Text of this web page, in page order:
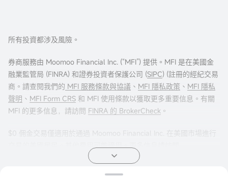
所有投資都涉及風險。
券商服務由 Moomoo Financial Inc. (“MFI”) 提供。MFI 是在美國金
融業監管局 (FINRA) 和證券投資者保護公司 (SIPC) (註冊的經紀交易
商。請查閱我們的 MFI 服務條款與協議 、 MFI 隱私政策 、 MFI 隱私
聲明 、 MFI Form CRS 和 MFI 使用條款以獲取更多重要信息。有關
MFI 的更多信息，請訪問 FINRA 的 BrokerCheck 。
$0 佣金交易僅適用於通過 Moomoo Financial Inc. 在美國市場進行
交易的美國居民。其他費用可能適用。更多信息請訪問
。